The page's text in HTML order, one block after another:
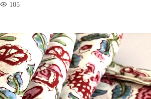
105